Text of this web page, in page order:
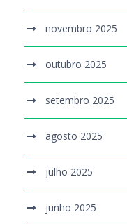
novembro 2025
outubro 2025
setembro 2025
agosto 2025
julho 2025
junho 2025